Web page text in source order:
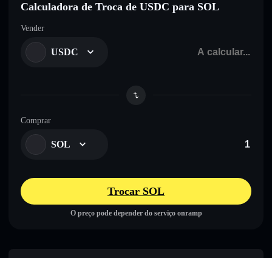
Calculadora de Troca de USDC para SOL
Vender
USDC
Comprar
SOL
Trocar SOL
O preço pode depender do serviço onramp